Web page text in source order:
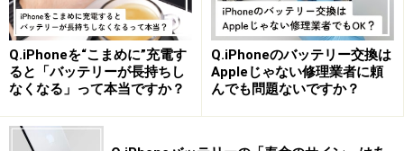
Android「マルチウィンドウ機能」の使い方
ここからは、実際にAndroidのマルチウィンドウ機能を使
Q.iPhoneを“こまめに”充電す
ると「バッテリーが長持ちし
なくなる」って本当ですか？
Q.iPhoneのバッテリー交換は
Appleじゃない修理業者に頼
んでも問題ないですか？